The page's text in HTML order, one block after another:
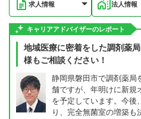
求人情報 法人情報
キャリアアドバイザーのレポート
地域医療に密着をした調剤薬
様もご相談ください！
静岡県磐田市で調剤薬局
舗ですが、年明けに新規
を予定しています。今後
り、完全無菌室の増築も